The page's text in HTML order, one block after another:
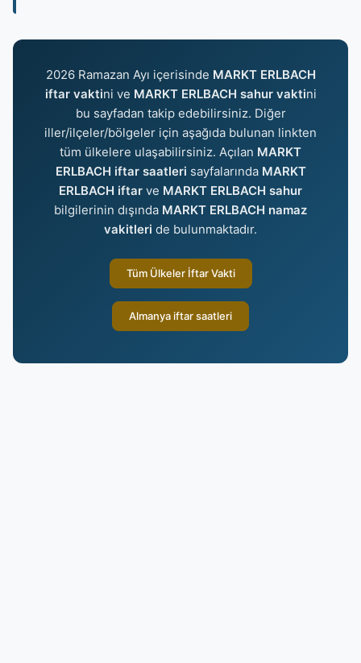
2026 Ramazan Ayı içerisinde MARKT ERLBACH
iftar vaktini ve MARKT ERLBACH sahur vaktini
bu sayfadan takip edebilirsiniz. Diğer
iller/ilçeler/bölgeler için aşağıda bulunan linkten
tüm ülkelere ulaşabilirsiniz. Açılan MARKT
ERLBACH iftar saatleri sayfalarında MARKT
ERLBACH iftar ve MARKT ERLBACH sahur
bilgilerinin dışında MARKT ERLBACH namaz
vakitleri de bulunmaktadır.
Tüm Ülkeler İftar Vakti
Almanya iftar saatleri